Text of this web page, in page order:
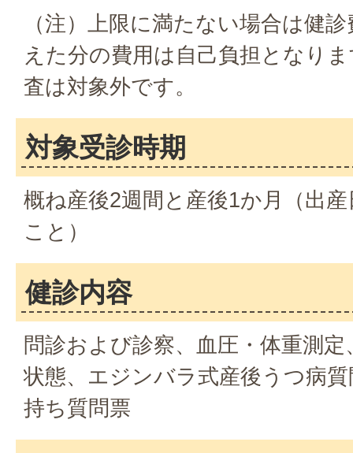
（注）上限に満たない場合は健
えた分の費用は自己負担となり
査は対象外です。
対象受診時期
概ね産後2週間と産後1か月（出
こと）
健診内容
問診および診察、血圧・体重測
状態、エジンバラ式産後うつ病
持ち質問票